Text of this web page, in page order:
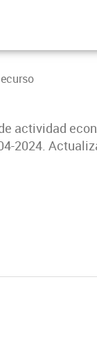
actividad
2024.